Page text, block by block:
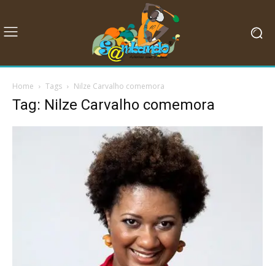
Home Tags Nilze Carvalho comemora
Tag: Nilze Carvalho comemora